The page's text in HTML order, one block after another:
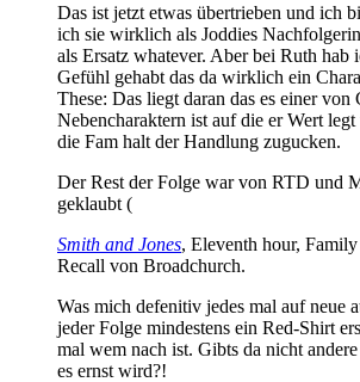
Das ist jetzt etwas übertrieben und ich
ich sie wirklich als Joddies
als Ersatz whatever. Aber bei Ruth hab
Gefühl gehabt das da wirklich ein
These: Das liegt daran das es einer von
Nebencharaktern ist auf die er Wert
die Fam halt der Handlung zugucken.
Der Rest der Folge war von RTD und
geklaubt (
Smith and Jones, Eleventh hour,
Recall von Broadchurch.
Was mich defenitiv jedes mal auf neue
jeder Folge mindestens ein Red-Shirt
mal wem nach ist. Gibts da nicht
es ernst wird?!